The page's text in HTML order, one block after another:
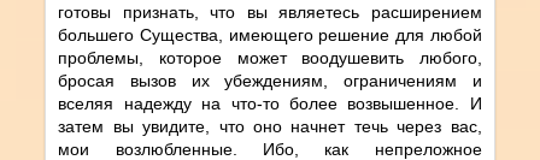
готовы признать, что вы являетесь расширением
большего Существа, имеющего решение для любой
проблемы, которое может воодушевить любого,
бросая вызов их убеждениям, ограничениям и
вселяя надежду на что-то более возвышенное. И
затем вы увидите, что оно начнет течь через вас,
мои возлюбленные. Ибо, как непреложное